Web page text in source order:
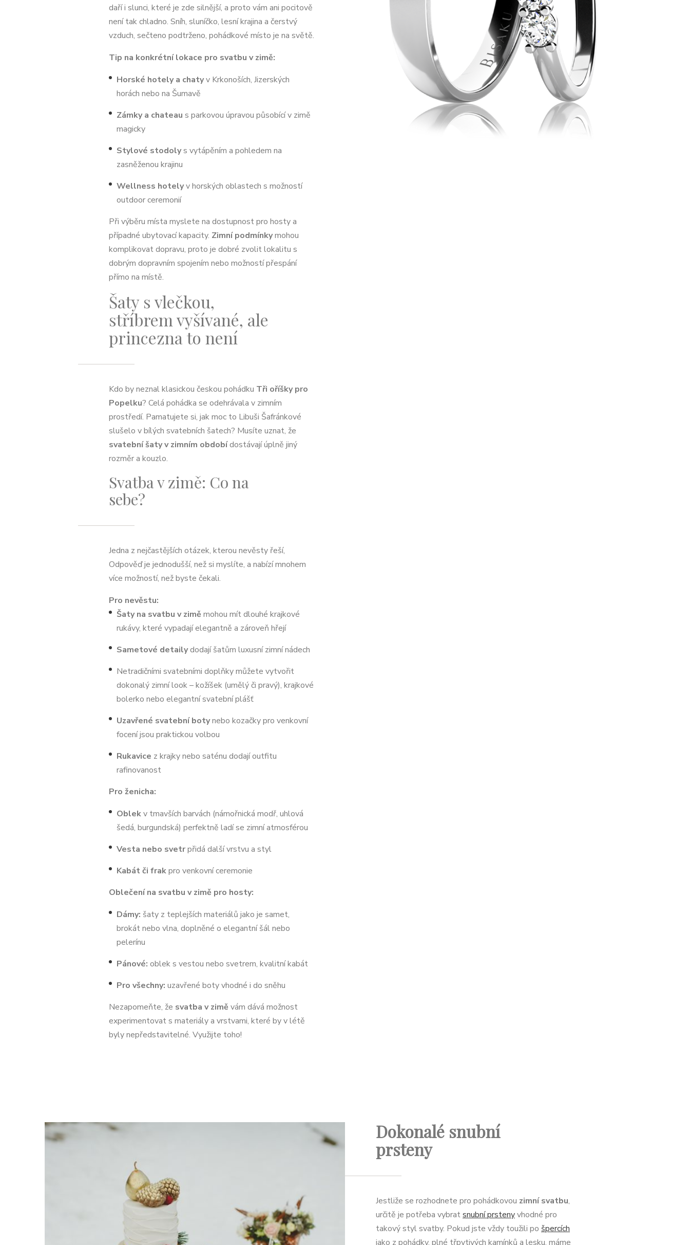
daří i slunci, které je zde silnější, a proto vám ani pocitově
není tak chladno. Sníh, sluníčko, lesní krajina a čerstvý
vzduch, sečteno podtrženo, pohádkové místo je na světě.
Tip na konkrétní lokace pro svatbu v zimě:
Horské hotely a chatyv Krkonoších, Jizerských
horách nebo na Šumavě
Zámky a chateau s parkovou úpravou působící v zimě
magicky
Stylové stodolys vytápěním a pohledem na
zasněženou krajinu
Wellness hotelyv horských oblastech s možností
outdoor ceremonií
Při výběru místa myslete na dostupnost pro hosty a
případné ubytovací kapacity. Zimní podmínkymohou
komplikovat dopravu, proto je dobré zvolit lokalitu s
dobrým dopravním spojením nebo možností přespání
přímo na místě.
Šaty s vlečkou,
stříbrem vyšívané, ale
princezna to není
Kdo by neznal klasickou českou pohádku Tři oříšky pro
Popelku? Celá pohádka se odehrávala v zimním
prostředí. Pamatujete si, jak moc to Libuši Šafránkové
slušelo v bílých svatebních šatech? Musíte uznat, že
svatební šaty v zimním obdobídostávají úplně jiný
rozměr a kouzlo.
Svatba v zimě: Co na
sebe?
Jedna z nejčastějších otázek, kterou nevěsty řeší,
Odpověď je jednodušší, než si myslíte, a nabízí mnohem
více možností, než byste čekali.
Pro nevěstu:
Šaty na svatbu v zimě mohou mít dlouhé krajkové
rukávy, které vypadají elegantně a zároveň hřejí
Sametové detailydodají šatům luxusní zimní nádech
Netradičními svatebními doplňky můžete vytvořit
dokonalý zimní look – kožíšek (umělý či pravý), krajkové
bolerko nebo elegantní svatební plášť
Uzavřené svatební botynebo kozačky pro venkovní
focení jsou praktickou volbou
Rukavice z krajky nebo saténu dodají outfitu
rafinovanost
Pro ženicha:
Oblekv tmavších barvách (námořnická modř, uhlová
šedá, burgundská) perfektně ladí se zimní atmosférou
Vesta nebo svetrpřidá další vrstvu a styl
Kabát či frakpro venkovní ceremonie
Oblečení na svatbu v zimě pro hosty:
Dámy: šaty z teplejších materiálů jako je samet,
brokát nebo vlna, doplněné o elegantní šál nebo
pelerínu
Pánové: oblek s vestou nebo svetrem, kvalitní kabát
Pro všechny: uzavřené boty vhodné i do sněhu
Nezapomeňte, že svatba v zimě vám dává možnost
experimentovat s materiály a vrstvami, které by v létě
byly nepředstavitelné. Využijte toho!
Dokonalé snubní
prsteny
Jestliže se rozhodnete pro pohádkovou zimní svatbu,
určitě je potřeba vybratsnubní prstenyvhodné pro
takový styl svatby. Pokud jste vždy toužili po špercích
jako z pohádky, plné třpytivých kamínků a lesku, máme